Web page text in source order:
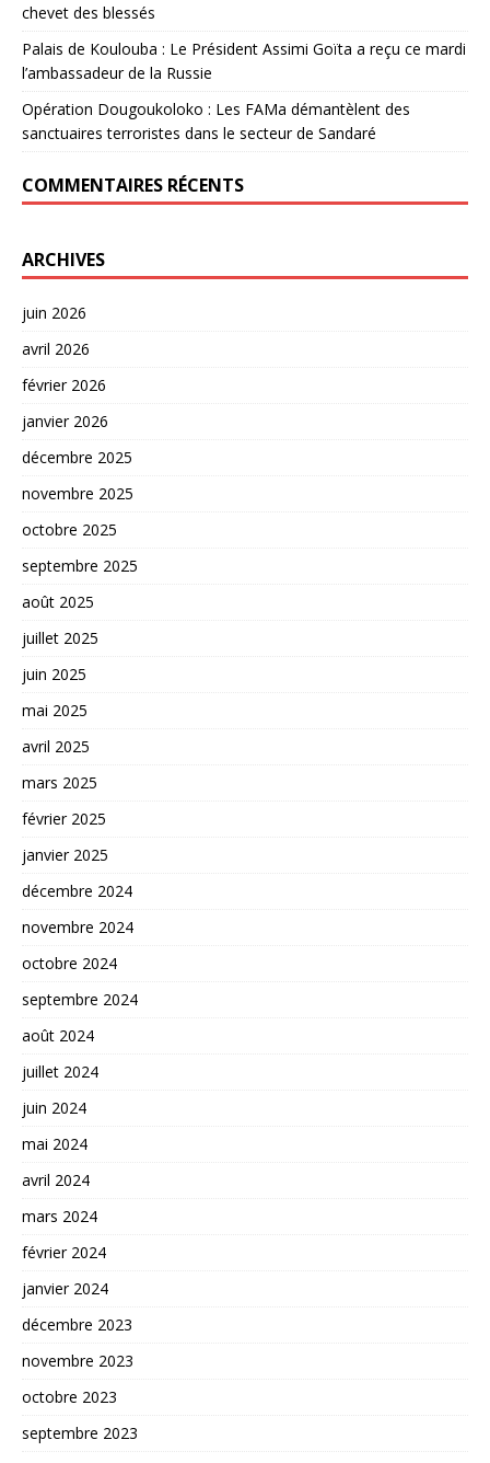
chevet des blessés
Palais de Koulouba : Le Président Assimi Goïta a reçu ce mardi
l’ambassadeur de la Russie
Opération Dougoukoloko : Les FAMa démantèlent des
sanctuaires terroristes dans le secteur de Sandaré
COMMENTAIRES RÉCENTS
ARCHIVES
juin 2026
avril 2026
février 2026
janvier 2026
décembre 2025
novembre 2025
octobre 2025
septembre 2025
août 2025
juillet 2025
juin 2025
mai 2025
avril 2025
mars 2025
février 2025
janvier 2025
décembre 2024
novembre 2024
octobre 2024
septembre 2024
août 2024
juillet 2024
juin 2024
mai 2024
avril 2024
mars 2024
février 2024
janvier 2024
décembre 2023
novembre 2023
octobre 2023
septembre 2023